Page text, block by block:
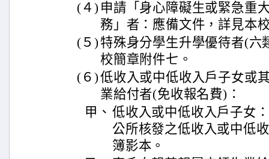
(４) 申請「身心障礙生或緊急重
務」者：應備文件，詳見本
(５)特殊身分學生升學優待者(六
校簡章附件七。
(６)低收入或中低收入戶子女或
業給付者(免收報名費)：
甲、 低收入或中低收入戶子女
公所核發之低收入或中低
簿影本。